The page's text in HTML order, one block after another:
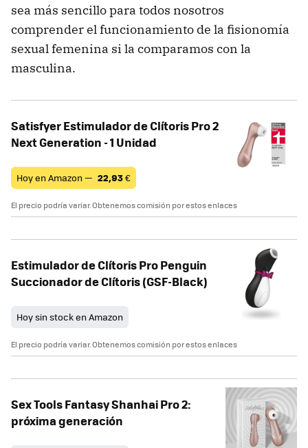
sea más sencillo para todos nosotros
comprender el funcionamiento de la fisionomía
sexual femenina si la comparamos con la
masculina.
Satisfyer Estimulador de Clítoris Pro 2
Next Generation - 1 Unidad
Hoy en Amazon — 22,93€
El precio podría variar. Obtenemos comisión por estos enlaces
Estimulador de Clítoris Pro Penguin
Succionador de Clítoris (GSF-Black)
Hoy sin stock en Amazon
El precio podría variar. Obtenemos comisión por estos enlaces
Sex Tools Fantasy Shanhai Pro 2:
próxima generación